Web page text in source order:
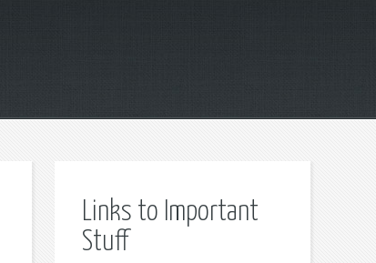
Links to Important
Stuff